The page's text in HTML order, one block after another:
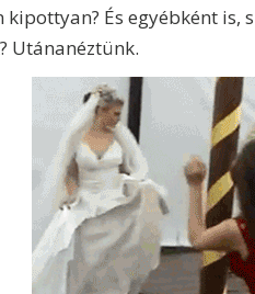
kipottyan? És egyébként
Utánanéztünk.